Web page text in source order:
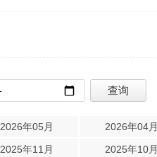
2026年05月 2026年04月
2025年11月 2025年10月